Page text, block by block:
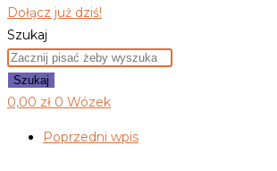
Dołącz już dziś!
Szukaj
Szukaj
0,00 zł 0 Wózek
Poprzedni wpis